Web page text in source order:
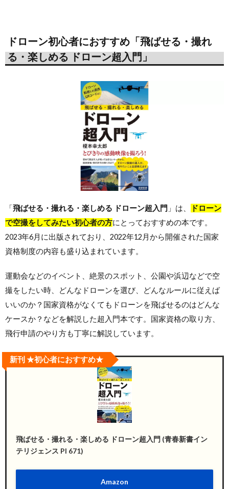
ドローン初心者におすすめ「飛ばせる・撮れ
る・楽しめる ドローン超入門」
「飛ばせる・撮れる・楽しめる ドローン超入門 」は、
ドローン
で空撮をしてみたい初心者の方にとっておすすめの本です。
2023年6月に出版されており、2022年12月から開催された国家
資格制度の内容も盛り込まれています。
運動会などのイベント、絶景のスポット、公園や浜辺などで空
撮をしたい時、どんなドローンを選び、どんなルールに従えば
いいのか？国家資格がなくてもドローンを飛ばせるのはどんな
ケースか？などを解説した超入門本です。国家資格の取り方、
飛行申請のやり方も丁寧に解説しています。
飛ばせる・撮れる・楽しめる ドローン超入門 (青春新書イン
テリジェンス PI 671)
Amazon
新刊 ★初心者におすすめ★